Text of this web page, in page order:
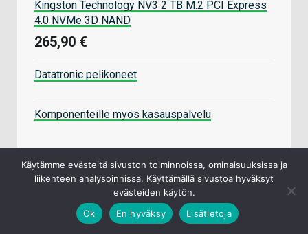
Kingston Technology NV3 2 TB M.2 PCI Express
4.0 NVMe 3D NAND
265,90 €
Datatronic pelikoneet
Komponenteille myös kasauspalvelu
VIDEOT
Käytämme evästeitä sivuston toiminnoissa, ominaisuuksissa ja
liikenteen analysoinnissa. Käyttämällä sivustoa hyväksyt
evästeiden käytön.
Ok
En hyväksy Lisätietoja